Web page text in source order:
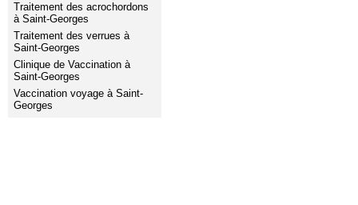
Traitement des acrochordons
à Saint-Georges
Traitement des verrues à
Saint-Georges
Clinique de Vaccination à
Saint-Georges
Vaccination voyage à Saint-
Georges